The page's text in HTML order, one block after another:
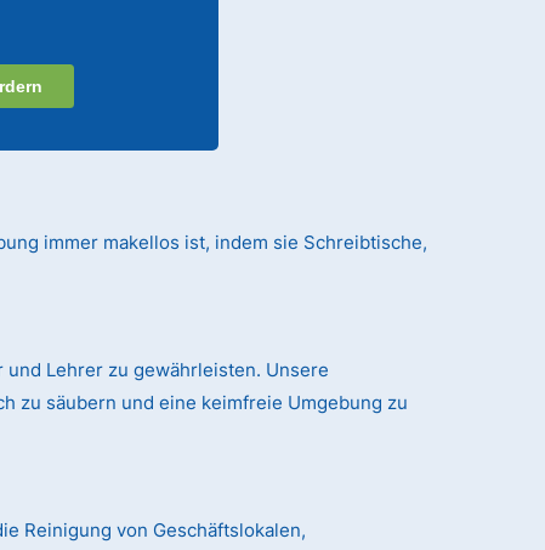
immer makellos ist, indem sie Schreibtische,
Lehrer zu gewährleisten. Unsere
zu säubern und eine keimfreie Umgebung zu
Reinigung von Geschäftslokalen,